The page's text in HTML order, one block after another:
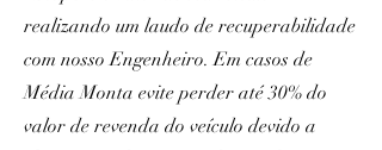
realizando um laudo de recuperabilidade
com nosso Engenheiro. Em casos de
Média Monta evite perder até 30% do
valor de revenda do veículo devido a